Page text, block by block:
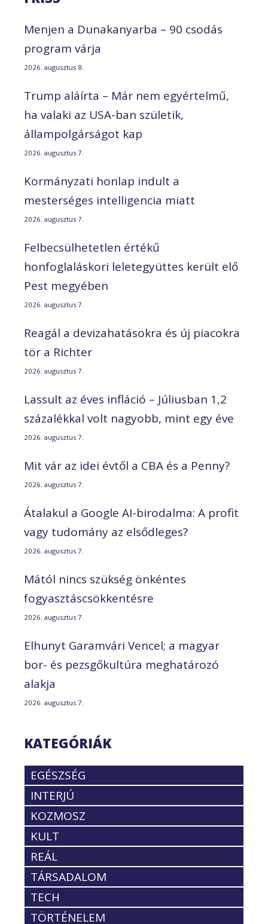
Menjen a Dunakanyarba – 90 csodás
program várja
2026. augusztus 8.
Trump aláírta – Már nem egyértelmű,
ha valaki az USA-ban születik,
állampolgárságot kap
2026. augusztus 7.
Kormányzati honlap indult a
mesterséges intelligencia miatt
2026. augusztus 7.
Felbecsülhetetlen értékű
honfoglaláskori leletegyüttes került elő
Pest megyében
2026. augusztus 7.
Reagál a devizahatásokra és új piacokra
tör a Richter
2026. augusztus 7.
Lassult az éves infláció – Júliusban 1,2
százalékkal volt nagyobb, mint egy éve
2026. augusztus 7.
Mit vár az idei évtől a CBA és a Penny?
2026. augusztus 7.
Átalakul a Google AI-birodalma: A profit
vagy tudomány az elsődleges?
2026. augusztus 7.
Mától nincs szükség önkéntes
fogyasztáscsökkentésre
2026. augusztus 7.
Elhunyt Garamvári Vencel; a magyar
bor- és pezsgőkultúra meghatározó
alakja
2026. augusztus 7.
KATEGÓRIÁK
EGÉSZSÉG
INTERJÚ
KOZMOSZ
KULT
REÁL
TÁRSADALOM
TECH
TÖRTÉNELEM